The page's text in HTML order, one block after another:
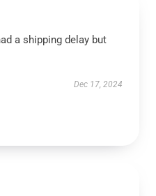
a shipping delay but
Dec 17, 2024